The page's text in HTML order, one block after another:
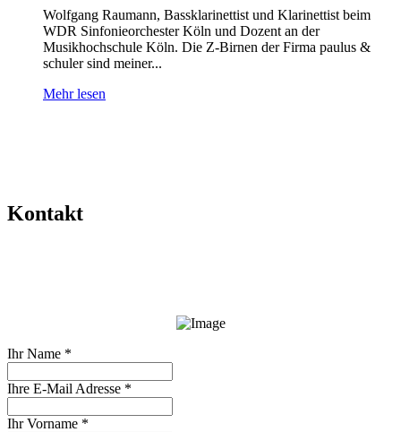
Wolfgang Raumann, Bassklarinettist und Klarinettist beim
WDR Sinfonieorchester Köln und Dozent an der
Musikhochschule Köln. Die Z-Birnen der Firma paulus &
schuler sind meiner...
Mehr lesen
Kontakt
Ihr Name *
Ihre E-Mail Adresse *
Ihr Vorname *